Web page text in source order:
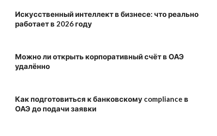
Искусственный интеллект в бизнесе: что реально
работает в 2026 году
Можно ли открыть корпоративный счёт в ОАЭ
удалённо
Как подготовиться к банковскому compliance в
ОАЭ до подачи заявки